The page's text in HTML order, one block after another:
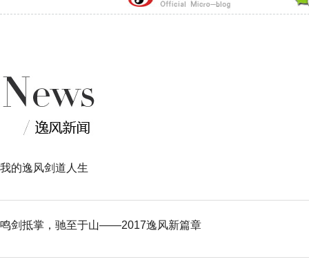
我的逸风剑道人生
鸣剑抵掌，驰至于山——2017逸风新篇章